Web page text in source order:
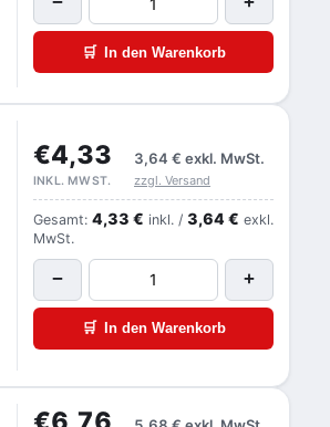
🛒 In den Warenkorb
€4,33 3,64 € exkl. MwSt.
INKL. MWST. zzgl. Versand
Gesamt: 4,33 € inkl. / 3,64 € exkl.
MwSt.
− +
🛒 In den Warenkorb